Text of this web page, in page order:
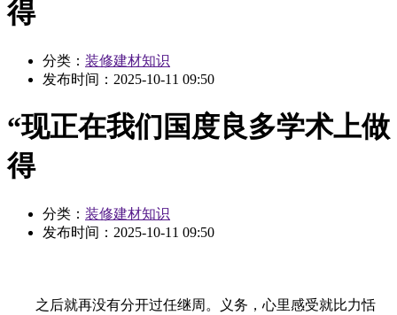
得
分类： 装修建材知识
发布时间： 2025-10-11 09:50
“现正在我们国度良多学术上做
得
分类： 装修建材知识
发布时间： 2025-10-11 09:50
之后就再没有分开过任继周。义务，心里感受就比力恬